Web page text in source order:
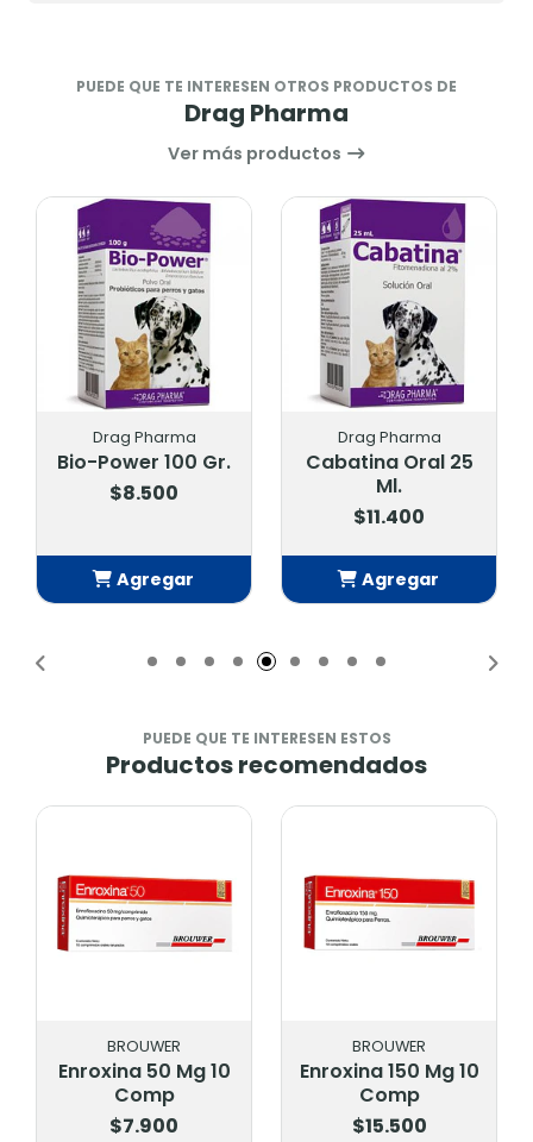
PUEDE QUE TE INTERESEN OTROS PRODUCTOS DE
Drag Pharma
Ver más productos
Drag Pharma
Bio-Power 100 Gr.
$8.500
Agregar
Drag Pharma
Cabatina Oral 25
Ml.
$11.400
Agregar
PUEDE QUE TE INTERESEN ESTOS
Productos recomendados
BROUWER
Enroxina 50 Mg 10
Comp
$7.900
BROUWER
Enroxina 150 Mg 10
Comp
$15.500